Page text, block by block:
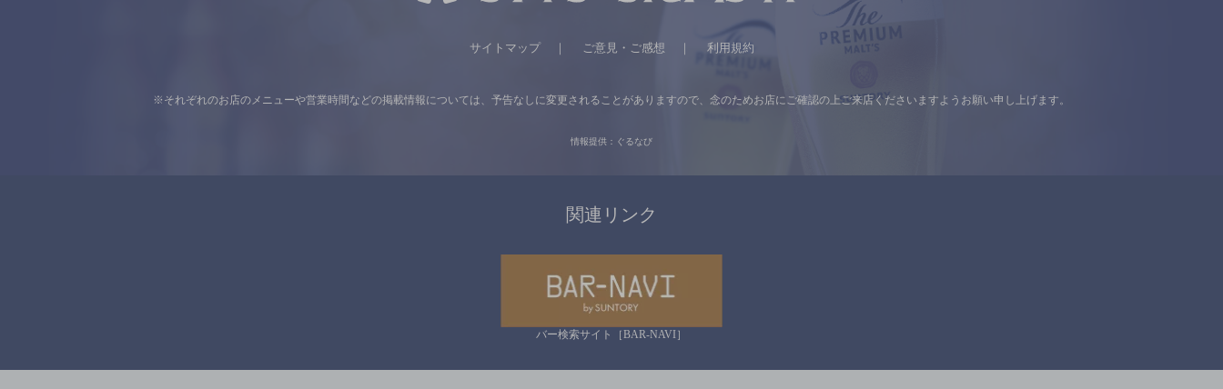
サイトマップ ご意見・ご感想 利用規約
※それぞれのお店のメニューや営業時間などの掲載情報については、 予告なしに変更されることがありますので、 念のためお店にご確認の上ご来店くださいますようお願い申し上げます。
情報提供：ぐるなび
関連リンク
バー検索サイト［BAR-NAVI］